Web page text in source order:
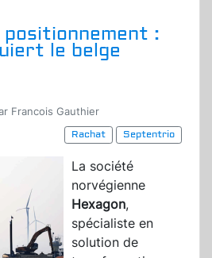
:
le belge
Francois Gauthier
Rachat
Septentrio
La société
norvégienne
Hexagon,
spécialiste en
solution de